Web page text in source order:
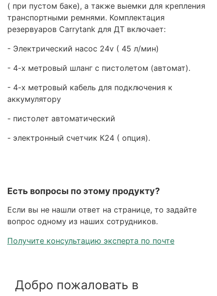
( при пустом баке), а также выемки для крепления
транспортными ремнями. Комплектация
резервуаров Carrytank для ДТ включает:
- Электрический насос 24v ( 45 л/мин)
- 4-х метровый шланг с пистолетом (автомат).
- 4-х метровый кабель для подключения к
аккумулятору
- пистолет автоматический
- электронный счетчик К24 ( опция).
Есть вопросы по этому продукту?
Если вы не нашли ответ на странице, то задайте
вопрос одному из наших сотрудников.
Получите консультацию эксперта по почте
Добро пожаловать в